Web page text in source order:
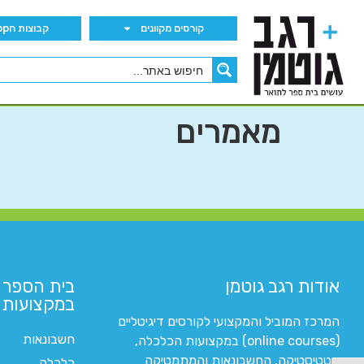
קורסים מקוונים קבוצות הWhatsApp
מאמרים
אודות רגב גוטמן
המרכז המוביל והמקצועי לקורסים דיגיטליים
(online courses) במקצועות הכלכלה,
סטטיסטיקה, החשבונאות והמתמטיקה
בית
במקצועות
חשבונאות